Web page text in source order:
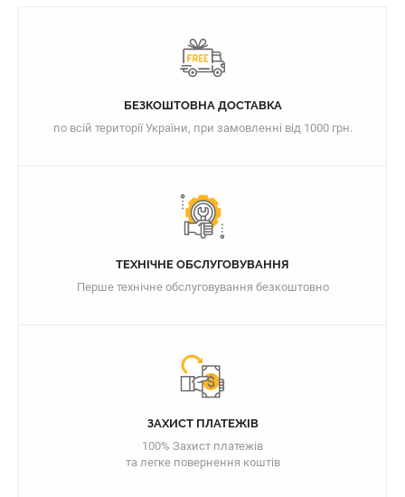
БЕЗКОШТОВНА ДОСТАВКА
по всій території України, при замовленні від 1000 грн.
ТЕХНІЧНЕ ОБСЛУГОВУВАННЯ
Перше технічне обслуговування безкоштовно
ЗАХИСТ ПЛАТЕЖІВ
100% Захист платежів
та легке повернення коштів